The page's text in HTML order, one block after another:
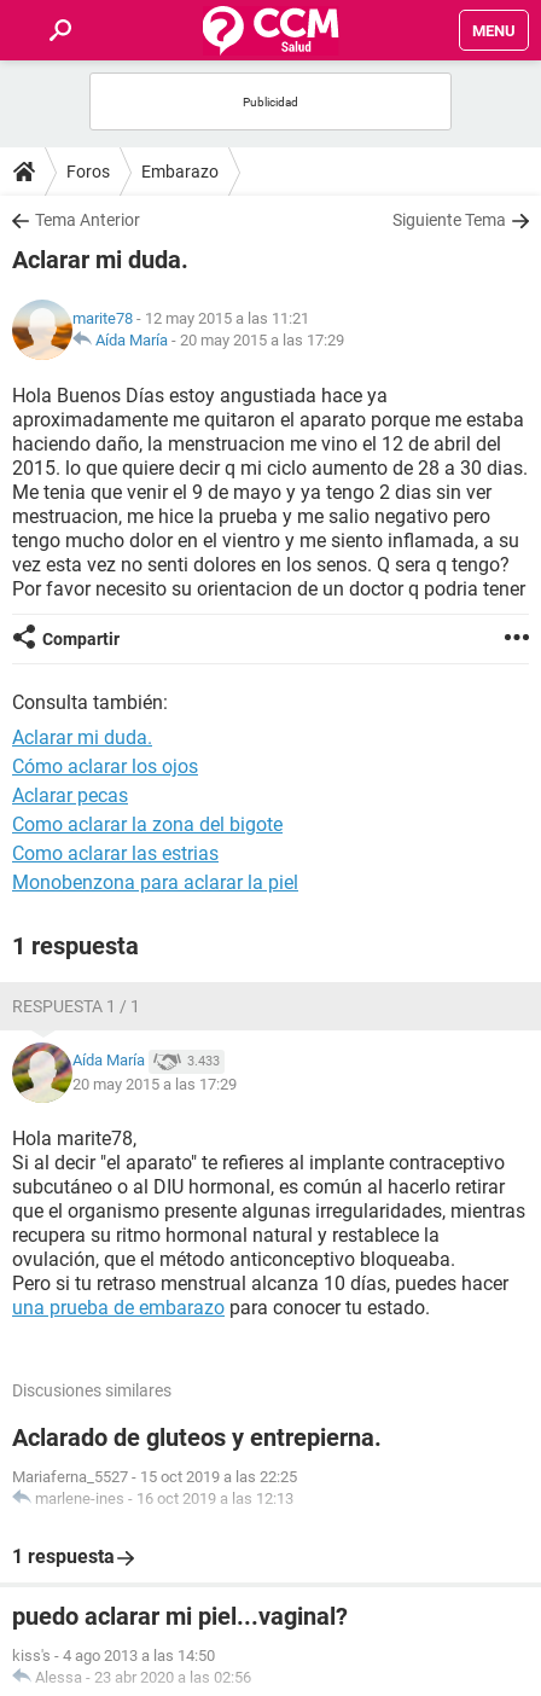
MENU
FOROS
SALUD
NUTRICIÓN
BIENESTAR
SEXUALIDAD
GLOSARIO
Foros Embarazo
Tema Anterior Siguiente Tema
Aclarar mi duda.
marite78 - 12 may 2015 a las 11:21
Aída María - 20 may 2015 a las 17:29
Hola Buenos Días estoy angustiada hace ya
aproximadamente me quitaron el aparato porque me estaba
haciendo daño, la menstruacion me vino el 12 de abril del
2015. lo que quiere decir q mi ciclo aumento de 28 a 30 dias.
Me tenia que venir el 9 de mayo y ya tengo 2 dias sin ver
mestruacion, me hice la prueba y me salio negativo pero
tengo mucho dolor en el vientro y me siento inflamada, a su
vez esta vez no senti dolores en los senos. Q sera q tengo?
Por favor necesito su orientacion de un doctor q podria tener
Compartir
Consulta también:
Aclarar mi duda.
Cómo aclarar los ojos
Aclarar pecas
Como aclarar la zona del bigote
Como aclarar las estrias
Monobenzona para aclarar la piel
1 respuesta
RESPUESTA 1 / 1
Aída María 3.433
20 may 2015 a las 17:29
Hola marite78,
Si al decir "el aparato" te refieres al implante contraceptivo
subcutáneo o al DIU hormonal, es común al hacerlo retirar
que el organismo presente algunas irregularidades, mientras
recupera su ritmo hormonal natural y restablece la
ovulación, que el método anticonceptivo bloqueaba.
Pero si tu retraso menstrual alcanza 10 días, puedes hacer
una prueba de embarazo para conocer tu estado.
Discusiones similares
Aclarado de gluteos y entrepierna.
Mariaferna_5527 - 15 oct 2019 a las 22:25
marlene-ines - 16 oct 2019 a las 12:13
1 respuesta
puedo aclarar mi piel...vaginal?
kiss's - 4 ago 2013 a las 14:50
Alessa - 23 abr 2020 a las 02:56